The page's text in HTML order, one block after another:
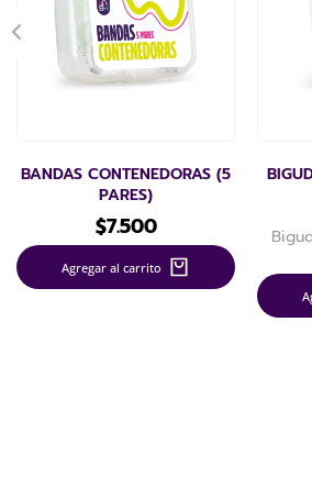
BANDAS CONTENEDORAS (5
PARES)
$7.500
Agregar al carrito